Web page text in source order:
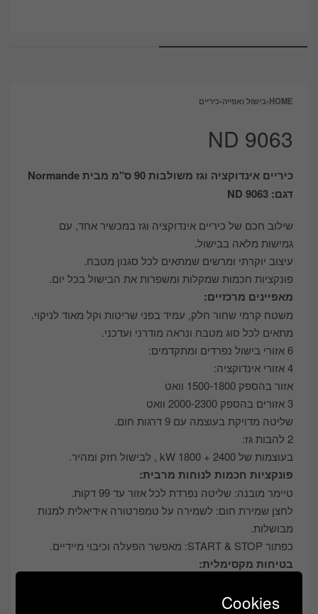
HOME
›בישול ואפייה›כיריים
ND 9063
כיריים אינדוקציה וגז משולבות 90 ס"מ מבית Normande
דגם: ND 9063
שילוב חכם של כיריים אינדוקציה וגז במכשיר אחד, עם
גמישות מלאה בבישול.
עיצוב יוקרתי ומרשים שמתאים לכל סגנון מטבח.
פונקציות חכמות שמקלות ומשפרות את הבישול בכל יום.
מאפיינים מרכזיים:
משטח קרמי שחור חלק, עמיד בפני שריטות וקל מאוד לניקוי.
מתאים לכל סוג מטבח ונראה מודרני ועדכני.
6 אזורי בישול נפרדים ומתקדמים:
4 אזורי אינדוקציה:
אזור בהספק 1500-1800 וואט
3 אזורים בהספק 2000-2300 וואט
שליטה מדויקת בעוצמה עם 9 דרגות חום.
2 להבות גז:
בעוצמות של kW 1800 + 2400 , לבישול חזק ומהיר.
פונקציות חכמות לנוחות מרבית:
טיימר מובנה: שליטה נפרדת לכל אזור עד 99 דקות.
לחצן שמירת חום: לשמירה על טמפרטורה אידיאלית למנות
מבושלות.
כפתור START & STOP: מאפשר הפעלה וכיבוי מיידיים.
בטיחות מקסימלית:
מנגנון הגנה מפני חימום יתר.
Cookies